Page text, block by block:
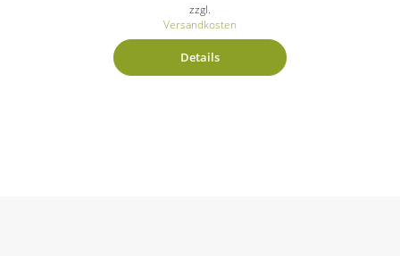
zzgl.
Versandkosten
Details